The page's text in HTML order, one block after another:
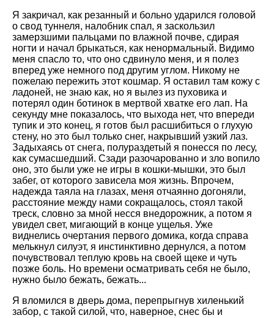
Я закричал, как резанный и больно ударился головой
о свод туннеля, налобник спал, я заскользил
замерзшими пальцами по влажной почве, сдирая
ногти и начал брыкаться, как ненормальный. Видимо
меня спасло то, что оно сдвинуло меня, и я полез
вперед уже немного под другим углом. Никому не
пожелаю пережить этот кошмар. Я оставил там кожу с
ладоней, не знаю как, но я вылез из пуховика и
потерял один ботинок в мертвой хватке его лап. На
секунду мне показалось, что выхода нет, что впереди
тупик и это конец, я готов был расшибиться о глухую
стену, но это был только снег, накрывший узкий лаз.
Задыхаясь от снега, полураздетый я понесся по лесу,
как сумасшедший. Сзади разочарованно и зло вопило
оно, это были уже не игры в кошки-мышки, это был
забег, от которого зависела моя жизнь. Впрочем,
надежда таяла на глазах, меня отчаянно догоняли,
расстояние между нами сокращалось, стоял такой
треск, словно за мной несся внедорожник, а потом я
увидел свет, мигающий в конце ущелья. Уже
виднелись очертания первого домика, когда справа
мелькнул силуэт, я инстинктивно дернулся, а потом
почувствовал теплую кровь на своей щеке и чуть
позже боль. Но времени осматривать себя не было,
нужно было бежать, бежать...
Я вломился в дверь дома, перепрыгнув хиленький
забор, с такой силой, что, наверное, снес бы и